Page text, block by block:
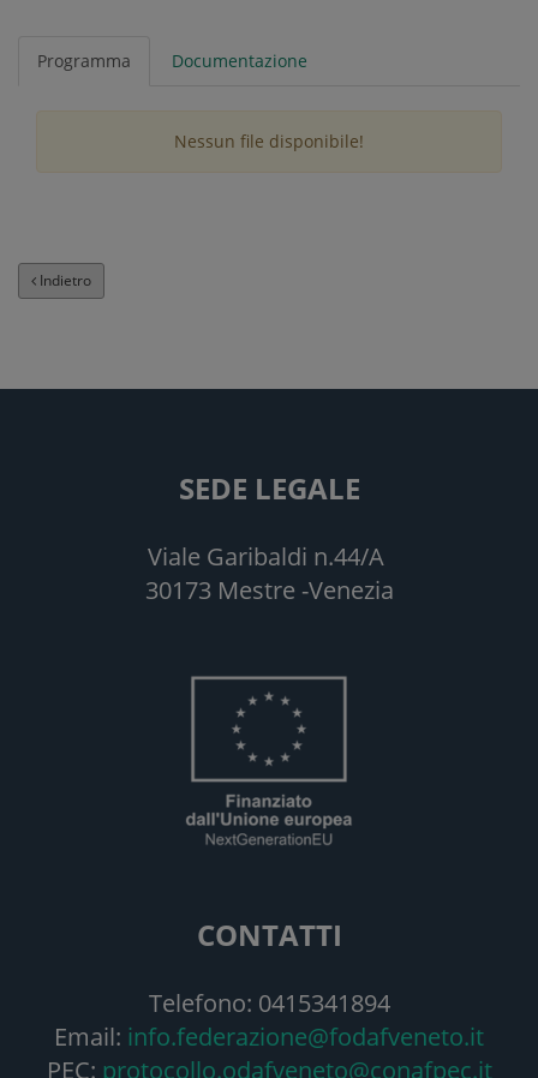
Programma Documentazione
Nessun file disponibile!
Indietro
SEDE LEGALE
Viale Garibaldi n.44/A
30173 Mestre -Venezia
CONTATTI
Telefono: 0415341894
Email: info.federazione@fodafveneto.it
PEC: protocollo.odafveneto@conafpec.it